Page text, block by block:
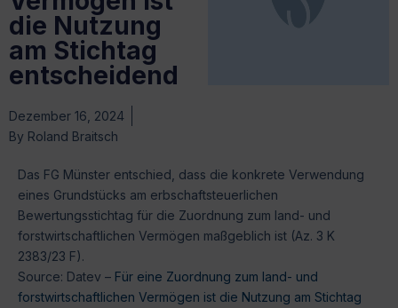
die Nutzung
am Stichtag
entscheidend
Dezember 16, 2024
By Roland Braitsch
Das FG Münster entschied, dass die konkrete Verwendung
eines Grundstücks am erbschaftsteuerlichen
Bewertungsstichtag für die Zuordnung zum land- und
forstwirtschaftlichen Vermögen maßgeblich ist (Az. 3 K
2383/23 F).
Source: Datev – Für eine Zuordnung zum land- und
forstwirtschaftlichen Vermögen ist die Nutzung am Stichtag